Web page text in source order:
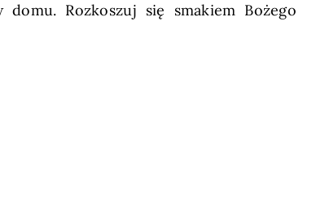
Rozkoszuj się smakiem Bożego